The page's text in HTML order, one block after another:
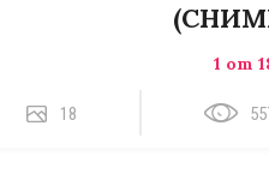
1 от
18